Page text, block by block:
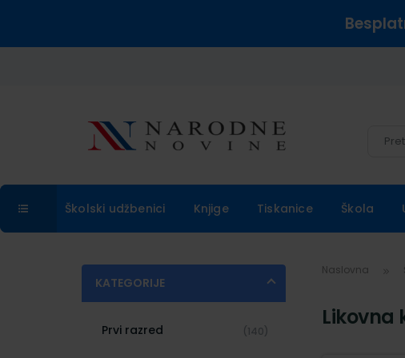
Školski udžbenici Knjige Tiskanice Škola
KATEGORIJE
Prvi razred (140)
Naslovna
Likovna